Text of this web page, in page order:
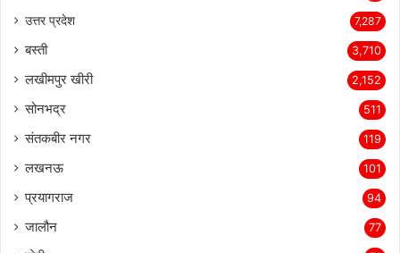
उत्तर प्रदेश 7,287
बस्ती 3,710
लखीमपुर खीरी 2,152
सोनभद्र 511
संतकबीर नगर 119
लखनऊ 101
प्रयागराज 94
जालौन 77